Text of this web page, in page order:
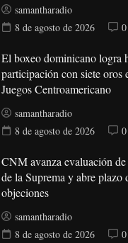
samantharadio
8 de agosto de 2026
0
El boxeo dominicano logra
participación con siete oros
Juegos Centroamericano
samantharadio
8 de agosto de 2026
0
CNM avanza evaluación de
de la Suprema y abre plazo
objeciones
samantharadio
8 de agosto de 2026
0